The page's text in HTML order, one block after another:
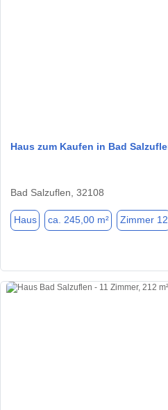
Haus zum Kaufen in Bad
Bad Salzuflen, 32108
Haus ca. 245,00 m² Zimmer 12